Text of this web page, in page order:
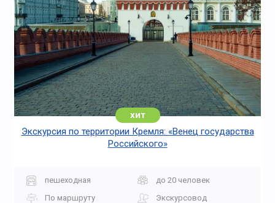
хит
Экскурсия по территории Кремля: «Венец государства
Российского»
пешеходная
до 20 человек
По маршруту
Экскурсовод